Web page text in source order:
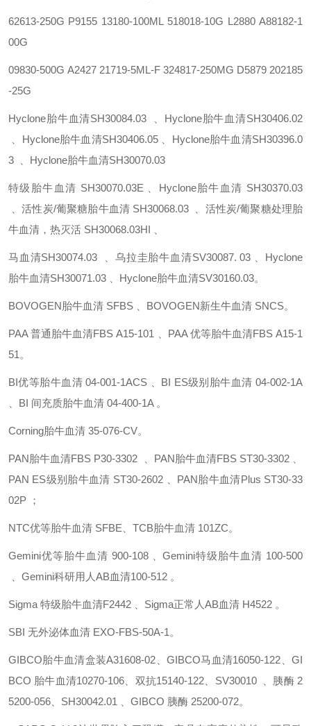
62613-250G P9155 13180-100ML 518018-10G L2880 A88182-1
00G
09830-500G A2427 21719-5ML-F 324817-250MG D5879 202185
-25G
Hyclone胎牛血清SH30084.03 、Hyclone胎牛血清SH30406.02
、Hyclone胎牛血清SH30406.05 、Hyclone胎牛血清SH30396.0
3 、Hyclone胎牛血清SH30070.03
特级胎牛血清 SH30070.03E 、Hyclone胎牛血清 SH30370.03
、活性炭/葡聚糖胎牛血清 SH30068.03 、活性炭/葡聚糖处理胎
牛血清，热灭活 SH30068.03HI 、
马血清SH30074.03 、乌拉圭胎牛血清SV30087. 03 、Hyclone
胎牛血清SH30071.03 、Hyclone胎牛血清SV30160.03。
BOVOGEN胎牛血清 SFBS 、BOVOGEN新生牛血清 SNCS。
PAA 普通胎牛血清FBS A15-101 、PAA 优等胎牛血清FBS A15-1
51。
BI优等胎牛血清 04-001-1ACS 、BI ES级别胎牛血清 04-002-1A
、BI 间充质胎牛血清 04-400-1A 。
Corning胎牛血清 35-076-CV。
PAN胎牛血清FBS P30-3302 、PAN胎牛血清FBS ST30-3302 、
PAN ES级别胎牛血清 ST30-2602 、PAN胎牛血清Plus ST30-33
02P ；
NTC优等胎牛血清 SFBE、TCB胎牛血清 101ZC。
Gemini优等胎牛血清 900-108 、Gemini特级胎牛血清 100-500
、Gemini科研用人AB血清100-512 。
Sigma 特级胎牛血清F2442 、Sigma正常人AB血清 H4522 。
SBI 无外泌体血清 EXO-FBS-50A-1。
GIBCO胎牛血清盒装A31608-02、GIBCO马血清16050-122、GI
BCO 胎牛血清10270-106、双抗15140-122、SV30010 、胰酶 2
5200-056、SH30042.01 、GIBCO 胰酶 25200-072。